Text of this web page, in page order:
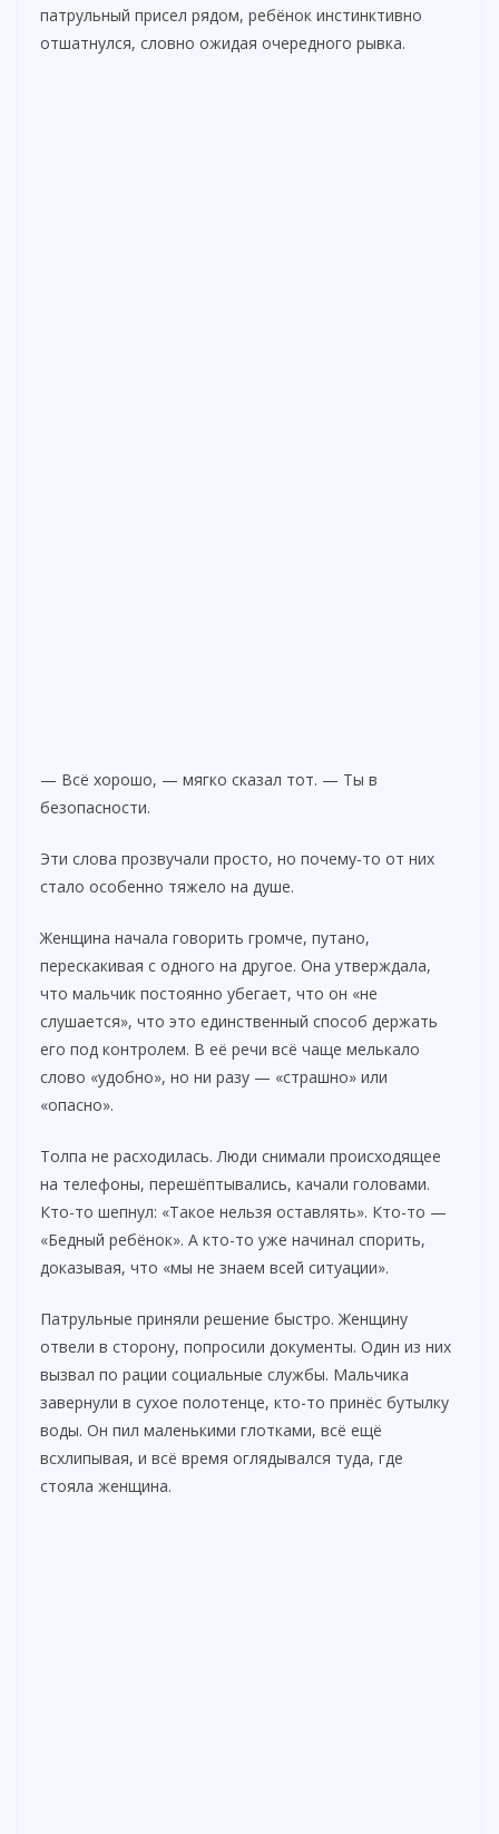
патрульный присел рядом, ребёнок инстинктивно
отшатнулся, словно ожидая очередного рывка.
— Всё хорошо, — мягко сказал тот. — Ты в
безопасности.
Эти слова прозвучали просто, но почему-то от них
стало особенно тяжело на душе.
Женщина начала говорить громче, путано,
перескакивая с одного на другое. Она утверждала,
что мальчик постоянно убегает, что он «не
слушается», что это единственный способ держать
его под контролем. В её речи всё чаще мелькало
слово «удобно», но ни разу — «страшно» или
«опасно».
Толпа не расходилась. Люди снимали происходящее
на телефоны, перешёптывались, качали головами.
Кто-то шепнул: «Такое нельзя оставлять». Кто-то —
«Бедный ребёнок». А кто-то уже начинал спорить,
доказывая, что «мы не знаем всей ситуации».
Патрульные приняли решение быстро. Женщину
отвели в сторону, попросили документы. Один из них
вызвал по рации социальные службы. Мальчика
завернули в сухое полотенце, кто-то принёс бутылку
воды. Он пил маленькими глотками, всё ещё
всхлипывая, и всё время оглядывался туда, где
стояла женщина.